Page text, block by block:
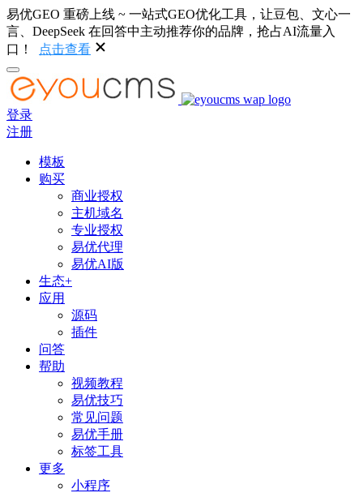
易优GEO 重磅上线 ~ 一站式GEO优化工具，让豆包、文心一
言、DeepSeek 在回答中主动推荐你的品牌，抢占AI流量入
口！
点击查看
登录
注册
模板
购买
商业授权
主机域名
专业授权
易优代理
易优AI版
生态+
应用
源码
插件
问答
帮助
视频教程
易优技巧
常见问题
易优手册
标签工具
更多
小程序